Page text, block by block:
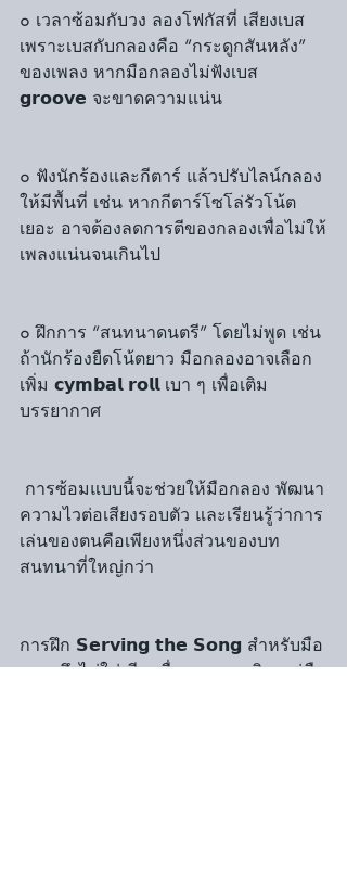
๐ เวลาซ้อมกับวง ลองโฟกัสที่ เสียงเบส
เพราะเบสกับกลองคือ “กระดูกสันหลัง”
ของเพลง หากมือกลองไม่ฟังเบส
𝗴𝗿𝗼𝗼𝘃𝗲 จะขาดความแน่น
๐ ฟังนักร้องและกีตาร์ แล้วปรับไลน์กลอง
ให้มีพื้นที่ เช่น หากกีตาร์โซโล่รัวโน้ต
เยอะ อาจต้องลดการตีของกลองเพื่อไม่ให้
เพลงแน่นจนเกินไป
๐ ฝึกการ “สนทนาดนตรี” โดยไม่พูด เช่น
ถ้านักร้องยืดโน้ตยาว มือกลองอาจเลือก
เพิ่ม 𝗰𝘆𝗺𝗯𝗮𝗹 𝗿𝗼𝗹𝗹 เบา ๆ เพื่อเติม
บรรยากาศ
การซ้อมแบบนี้จะช่วยให้มือกลอง พัฒนา
ความไวต่อเสียงรอบตัว และเรียนรู้ว่าการ
เล่นของตนคือเพียงหนึ่งส่วนของบท
สนทนาที่ใหญ่กว่า
การฝึก 𝗦𝗲𝗿𝘃𝗶𝗻𝗴 𝘁𝗵𝗲 𝗦𝗼𝗻𝗴 สำหรับมือ
กลองจึงไม่ใช่เพียงเรื่องของเทคนิค แต่คือ